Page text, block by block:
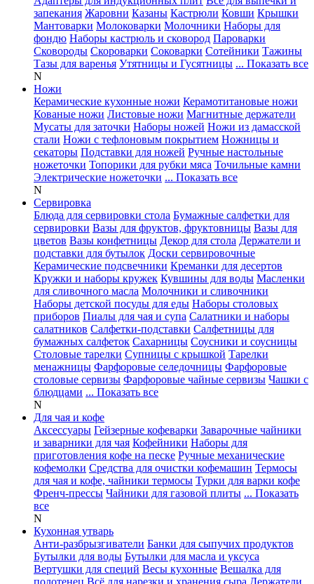
запекания Жаровни Казаны Кастрюли Ковши Крышки
Мантоварки Молоковарки Молочники Наборы для
фондю Наборы кастрюль и сковород Пароварки
Сковороды Скороварки Соковарки Сотейники Тажины
Тазы для варенья Утятницы и Гусятницы ... Показать все
N
Ножи
Керамические кухонные ножи Керамотитановые ножи
Кованые ножи Листовые ножи Магнитные держатели
Мусаты для заточки Наборы ножей Ножи из дамасской
стали Ножи с тефлоновым покрытием Ножницы и
секаторы Подставки для ножей Ручные настольные
ножеточки Топорики для рубки мяса Точильные камни
Электрические ножеточки ... Показать все
N
Сервировка
Блюда для сервировки стола Бумажные салфетки для
сервировки Вазы для фруктов, фруктовницы Вазы для
цветов Вазы конфетницы Декор для стола Держатели и
подставки для бутылок Доски сервировочные
Керамические подсвечники Креманки для десертов
Кружки и наборы кружек Кувшины для воды Масленки
для сливочного масла Молочники и сливочники
Наборы детской посуды для еды Наборы столовых
приборов Пиалы для чая и супа Салатники и наборы
салатников Салфетки-подставки Салфетницы для
бумажных салфеток Сахарницы Соусники и соусницы
Столовые тарелки Супницы с крышкой Тарелки
менажницы Фарфоровые селедочницы Фарфоровые
столовые сервизы Фарфоровые чайные сервизы Чашки с
блюдцами ... Показать все
N
Для чая и кофе
Аксессуары Гейзерные кофеварки Заварочные чайники
и заварники для чая Кофейники Наборы для
приготовления кофе на песке Ручные механические
кофемолки Средства для очистки кофемашин Термосы
для чая и кофе, чайники термосы Турки для варки кофе
Френч-прессы Чайники для газовой плиты ... Показать
все
N
Кухонная утварь
Анти-разбрызгиватели Банки для сыпучих продуктов
Бутылки для воды Бутылки для масла и уксуса
Вертушки для специй Весы кухонные Вешалка для
полотенец Всё для нарезки и хранения сыра Держатели